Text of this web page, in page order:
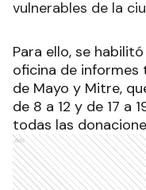
vulnerables de la
Para ello, se
oficina de informes
de Mayo y Mitre,
de 8 a 12 y de 17 a
todas las
Ads